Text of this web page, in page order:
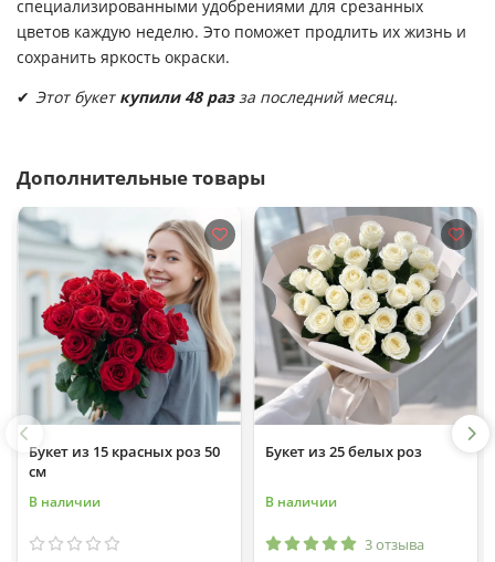
специализированными удобрениями для срезанных
цветов каждую неделю. Это поможет продлить их жизнь и
сохранить яркость окраски.
✔ Этот букет купили 48 разза последний месяц.
Дополнительные товары
Букет из 15 красных роз 50
см
В наличии
Букет из 25 белых роз
В наличии
3 отзыва